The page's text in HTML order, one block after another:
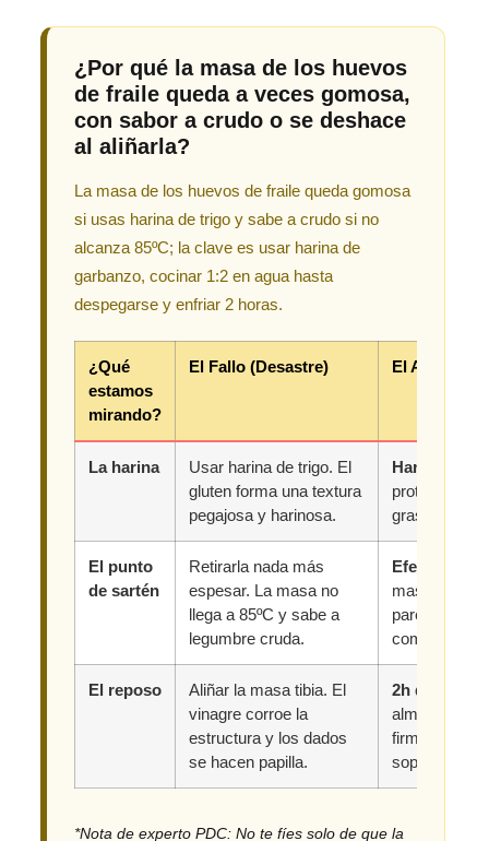
¿Por qué la masa de los huevos
de fraile queda a veces gomosa,
con sabor a crudo o se deshace
al aliñarla?
La masa de los huevos de fraile queda gomosa
si usas harina de trigo y sabe a crudo si no
alcanza 85ºC; la clave es usar harina de
garbanzo, cocinar 1:2 en agua hasta
despegarse y enfriar 2 horas.
¿Qué
estamos
mirando?
El Fallo (Desastre) El Acierto
La harina
Usar harina de trigo. El
gluten forma una textura
pegajosa y harinosa.
Harina de
proteína
grasa imita
El punto
de sartén
Retirarla nada más
espesar. La masa no
llega a 85ºC y sabe a
legumbre cruda.
Efecto
masa se
paredes
compacto.
El reposo
Aliñar la masa tibia. El
vinagre corroe la
estructura y los dados
se hacen papilla.
2h de frío
almidón
firmeza
soportar la
*Nota de experto PDC: No te fíes solo de que la